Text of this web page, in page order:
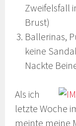
Zweifelsfall
Brust)
Ballerinas,
keine
Nackte
Als ich
letzte Woche
meinte meine